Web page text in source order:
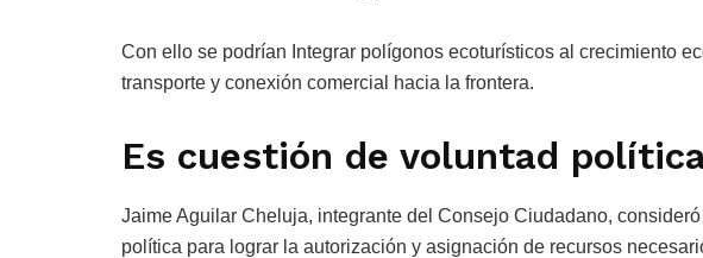
Con ello se podrían Integrar polígonos ecoturísticos al crecimiento
transporte y conexión comercial hacia la frontera.
Es cuestión de voluntad
Jaime Aguilar Cheluja, integrante del Consejo Ciudadano,
política para lograr la autorización y asignación de recursos